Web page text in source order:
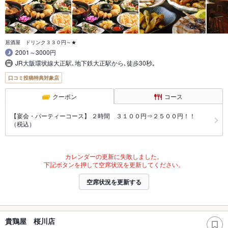
居酒屋 ドリンク３３０円～★
2001～3000円
JR大阪環状線大正駅､地下鉄大正駅から､徒歩30秒｡
口コミ投稿特典対象店
クーポン コース
【宴会・パーティーコース】 ２時間 ３１００円⇒２５００円！！
（税込）
カレンダーの更新に失敗しました。
下記ボタンを押して空席状況を更新してください。
空席状況を更新する
貴鶏屋 桜川店